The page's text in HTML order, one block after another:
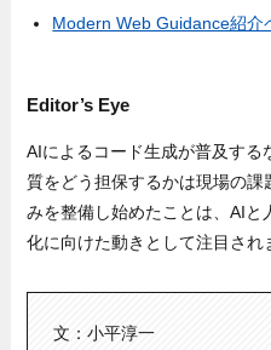
Modern Web Guidance紹介
Editor’s Eye
AIによるコード生成が普及する
質をどう担保するかは現場の
みを整備し始めたことは、AI
化に向けた動きとして注目され
文：小平淳一